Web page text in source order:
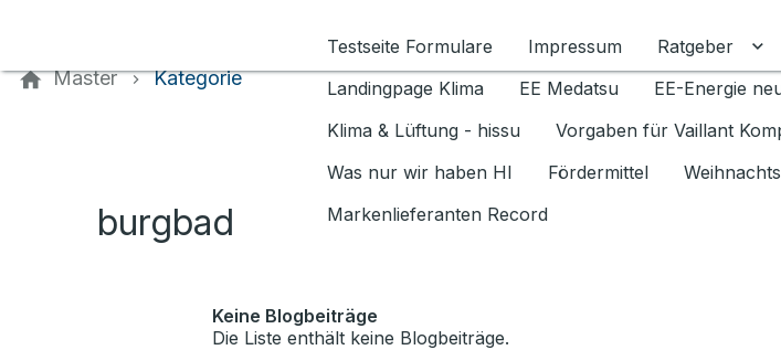
Testseite Formulare
Impressum Ratgeber
Landingpage Klima
EE Medatsu EE-Energie
Klima & Lüftung - hissu
Vorgaben für Vaillant
Was nur wir haben HI
Fördermittel
Markenlieferanten Record
Master Kategorie
burgbad
Keine Blogbeiträge
Die Liste enthält keine Blogbeiträge.